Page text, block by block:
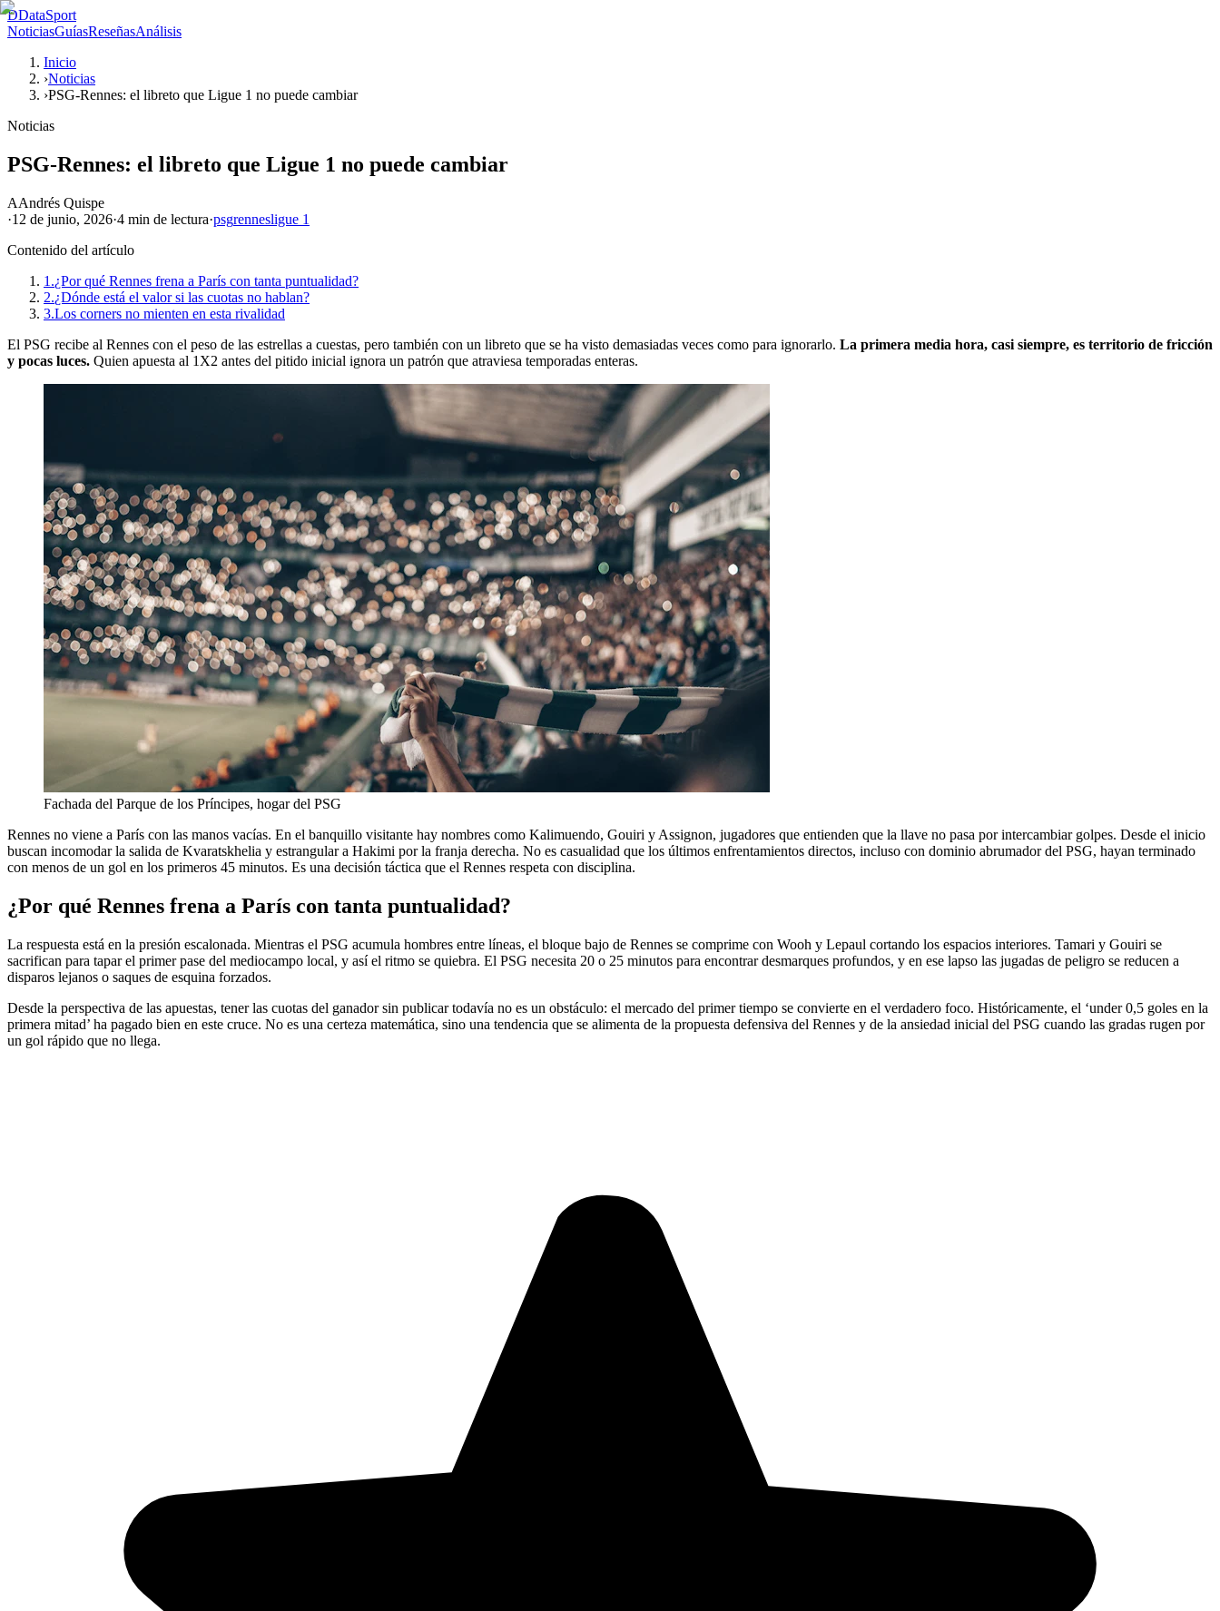
DDataSport
NoticiasGuíasReseñasAnálisis
Inicio
›Noticias
›PSG-Rennes: el libreto que Ligue 1 no puede cambiar
Noticias
PSG-Rennes: el libreto que Ligue 1 no puede cambiar
AAndrés Quispe
·12 de junio, 2026·4 min de lectura·psgrennesligue 1
Contenido del artículo
1.¿Por qué Rennes frena a París con tanta puntualidad?
2.¿Dónde está el valor si las cuotas no hablan?
3.Los corners no mienten en esta rivalidad
El PSG recibe al Rennes con el peso de las estrellas a cuestas, pero también con un libreto que se ha visto demasiadas veces como para ignorarlo. La primera media hora, casi siempre, es territorio de fricción
y pocas luces. Quien apuesta al 1X2 antes del pitido inicial ignora un patrón que atraviesa temporadas enteras.
Fachada del Parque de los Príncipes, hogar del PSG
Rennes no viene a París con las manos vacías. En el banquillo visitante hay nombres como Kalimuendo, Gouiri y Assignon, jugadores que entienden que la llave no pasa por intercambiar golpes. Desde el inicio
buscan incomodar la salida de Kvaratskhelia y estrangular a Hakimi por la franja derecha. No es casualidad que los últimos enfrentamientos directos, incluso con dominio abrumador del PSG, hayan terminado
con menos de un gol en los primeros 45 minutos. Es una decisión táctica que el Rennes respeta con disciplina.
¿Por qué Rennes frena a París con tanta puntualidad?
La respuesta está en la presión escalonada. Mientras el PSG acumula hombres entre líneas, el bloque bajo de Rennes se comprime con Wooh y Lepaul cortando los espacios interiores. Tamari y Gouiri se
sacrifican para tapar el primer pase del mediocampo local, y así el ritmo se quiebra. El PSG necesita 20 o 25 minutos para encontrar desmarques profundos, y en ese lapso las jugadas de peligro se reducen a
disparos lejanos o saques de esquina forzados.
Desde la perspectiva de las apuestas, tener las cuotas del ganador sin publicar todavía no es un obstáculo: el mercado del primer tiempo se convierte en el verdadero foco. Históricamente, el ‘under 0,5 goles en la
primera mitad’ ha pagado bien en este cruce. No es una certeza matemática, sino una tendencia que se alimenta de la propuesta defensiva del Rennes y de la ansiedad inicial del PSG cuando las gradas rugen por
un gol rápido que no llega.